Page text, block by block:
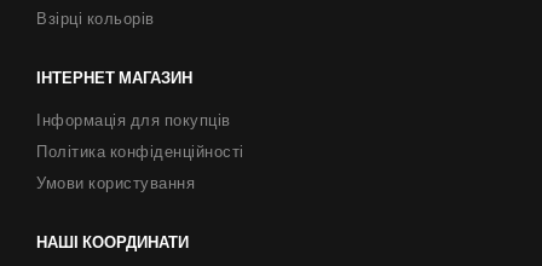
Взірці кольорів
ІНТЕРНЕТ МАГАЗИН
Інформація для покупців
Політика конфіденційності
Умови користування
НАШІ КООРДИНАТИ